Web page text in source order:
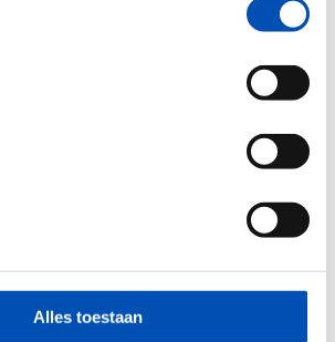
Alles toestaan
vooraf vastgelegde subthema’s,
uitzonderingsposities voor